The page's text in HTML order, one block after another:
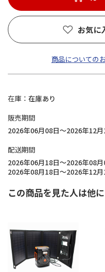
お気に
商品についての
在庫
在庫あり
販売期間
2026年06月08日～2026年12月
配送期間
2026年06月18日～2026年08月
2026年08月18日～2026年12月
この商品を見た人は他